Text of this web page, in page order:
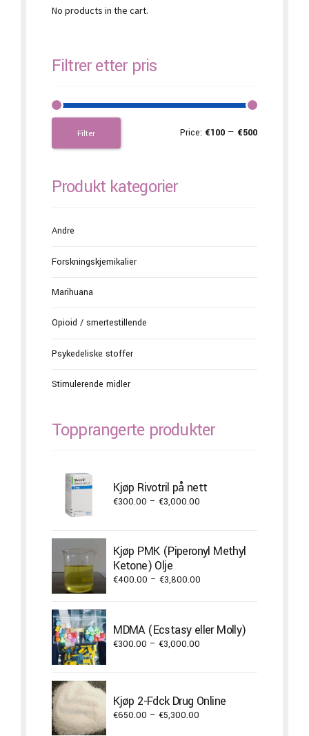
No products in the cart.
Filtrer etter pris
Filter Price: €100 — €500
Produkt kategorier
Andre
Forskningskjemikalier
Marihuana
Opioid / smertestillende
Psykedeliske stoffer
Stimulerende midler
Topprangerte produkter
Kjøp Rivotril på nett
€300.00 – €3,000.00
through
€3,000.00
Kjøp PMK (Piperonyl Methyl
Ketone) Olje
€400.00 – €3,800.00
through
€3,800.00
MDMA (Ecstasy eller Molly)
€300.00 – €3,000.00
€3,000.00
Kjøp 2-Fdck Drug Online
€650.00 – €5,300.00